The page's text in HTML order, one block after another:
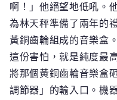
啊！」他絕望地低吼。
為林天秤準備了兩年的
黃銅齒輪組成的音樂盒
這份害怕，就是純度最
將那個黃銅齒輪音樂盒
調節器」的輸入口。機